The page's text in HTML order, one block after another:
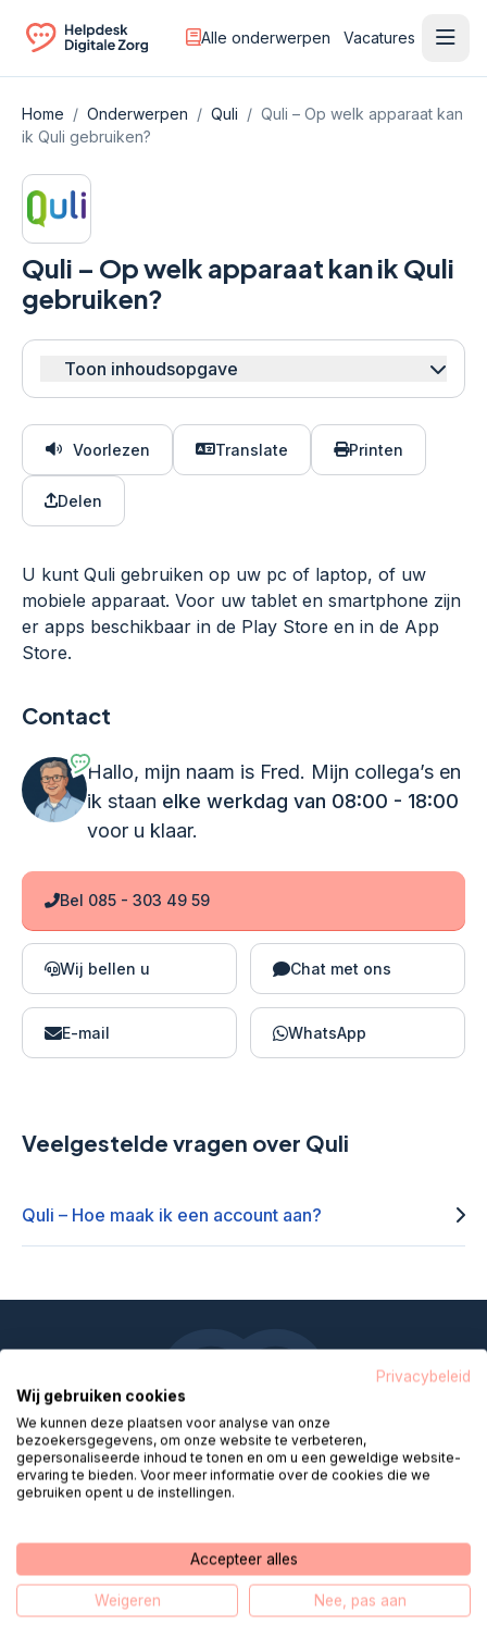
Ga naar de homepagina
Alle onderwerpen Vacatures
Home / Onderwerpen / Quli / Quli – Op welk apparaat kan
ik Quli gebruiken?
Quli – Op welk apparaat kan ik Quli
gebruiken?
Toon inhoudsopgave
Voorlezen Translate Printen
Delen
U kunt Quli gebruiken op uw pc of laptop, of uw
mobiele apparaat. Voor uw tablet en smartphone zijn
er apps beschikbaar in de Play Store en in de App
Store.
Contact
Hallo, mijn naam is Fred. Mijn collega’s en
ik staan elke werkdag van 08:00 - 18:00
voor u klaar.
Bel 085 - 303 49 59
Wij bellen u Chat met ons
E-mail WhatsApp
Veelgestelde vragen over Quli
Quli – Hoe maak ik een account aan?
Helpdesk Digitale Zorg maakt zorg
op afstand dichtbij
Ons verhaal
Privacybeleid
Wij gebruiken cookies
We kunnen deze plaatsen voor analyse van onze
bezoekersgegevens, om onze website te verbeteren,
gepersonaliseerde inhoud te tonen en om u een geweldige website-
ervaring te bieden. Voor meer informatie over de cookies die we
gebruiken opent u de instellingen.
Accepteer alles
Weigeren Nee, pas aan